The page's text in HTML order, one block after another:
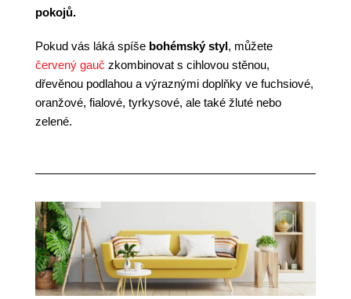
pokojů.
Pokud vás láká spíše bohémský styl, můžete
červený gauč zkombinovat s cihlovou stěnou,
dřevěnou podlahou a výraznými doplňky ve fuchsiové,
oranžové, fialové, tyrkysové, ale také žluté nebo
zelené.